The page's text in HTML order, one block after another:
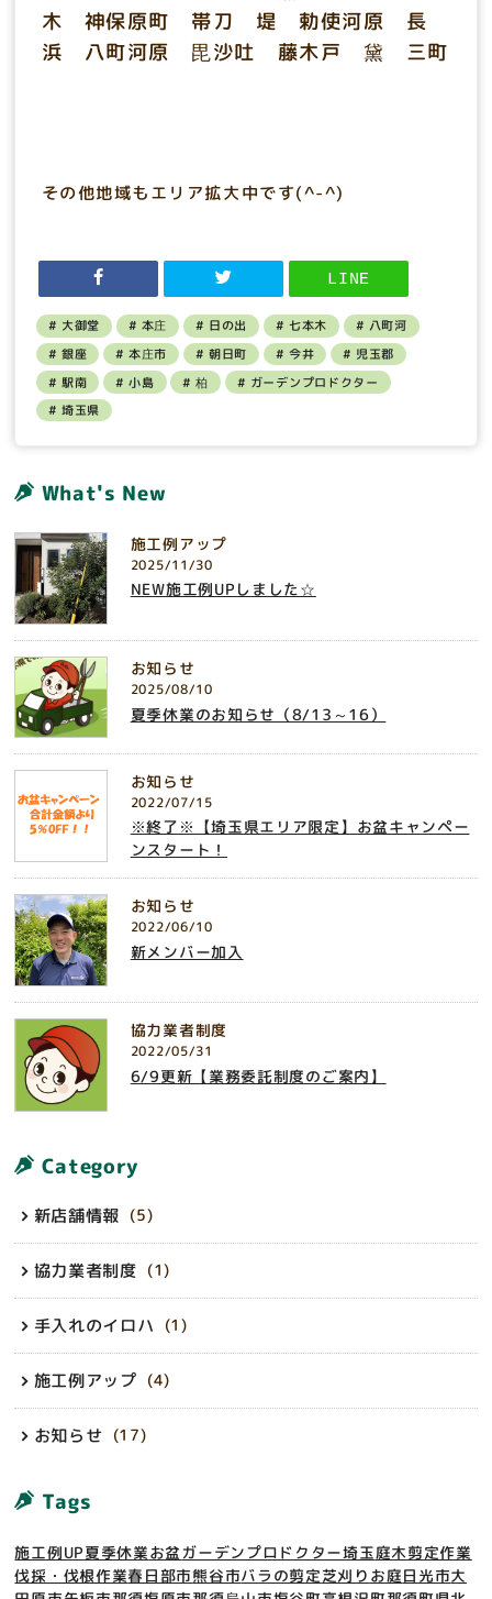
木 神保原町 帯刀 堤 勅使河原 長
浜 八町河原 毘沙吐 藤木戸 黛 三町
その他地域もエリア拡大中です(^-^)
LINE
大御堂 本庄 日の出 七本木
八町河
銀座
本庄市 朝日町 今井
児玉郡
駅南
小島 柏
ガーデンプロドクター
埼玉県
What's New
施工例アップ
2025/11/30
NEW施工例UPしました☆
お知らせ
2025/08/10
夏季休業のお知らせ（8/13～16）
お知らせ
2022/07/15
※終了※【埼玉県エリア限定】お盆キャンペー
ンスタート！
お知らせ
2022/06/10
新メンバー加入
協力業者制度
2022/05/31
6/9更新【業務委託制度のご案内】
Category
新店舗情報 (5)
協力業者制度 (1)
手入れのイロハ (1)
施工例アップ (4)
お知らせ (17)
Tags
施工例UP夏季休業お盆ガーデンプロドクター埼玉庭木剪定作業
伐採・伐根作業春日部市熊谷市バラの剪定芝刈り お庭日光市大